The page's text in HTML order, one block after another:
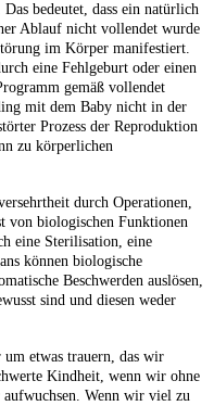
bedeutet, dass ein natürlich
Ablauf nicht vollendet wurde
im Körper manifestiert.
eine Fehlgeburt oder einen
gemäß vollendet
mit dem Baby nicht in der
Prozess der Reproduktion
zu körperlichen
durch Operationen,
von biologischen Funktionen
eine Sterilisation, eine
können biologische
Beschwerden auslösen,
sind und diesen weder
etwas trauern, das wir
Kindheit, wenn wir ohne
Wenn wir viel zu